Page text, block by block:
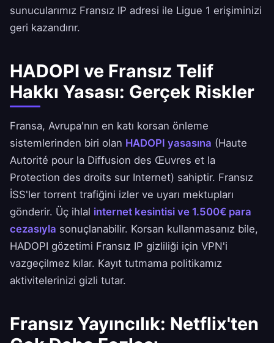
sunucularımız Fransız IP adresi ile Ligue 1 erişiminizi
geri kazandırır.
HADOPI ve Fransız Telif
Hakkı Yasası: Gerçek Riskler
Fransa, Avrupa'nın en katı korsan önleme
sistemlerinden biri olan HADOPI yasasına (Haute
Autorité pour la Diffusion des Œuvres et la
Protection des droits sur Internet) sahiptir. Fransız
İSS'ler torrent trafiğini izler ve uyarı mektupları
gönderir. Üç ihlal internet kesintisi ve 1.500€ para
cezasıyla sonuçlanabilir. Korsan kullanmasanız bile,
HADOPI gözetimi Fransız IP gizliliği için VPN'i
vazgeçilmez kılar. Kayıt tutmama politikamız
aktivitelerinizi gizli tutar.
Fransız Yayıncılık: Netflix'ten